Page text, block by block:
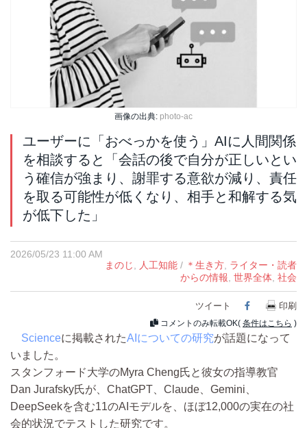
画像の出典: photo-ac
ユーザーに「おべっかを使う」AIに人間関係
を相談すると「会話の後で自分が正しいとい
う確信が強まり、謝罪する意欲が減り、責任
を取る可能性が低くなり、相手と和解する気
が低下した」
2026/05/23 11:00 AM
まのじ, 人工知能 / ＊生き方, ライター・読者
からの情報, 世界全体, 社会
ツイート Facebook
印刷
コメントのみ転載OK( 条件はこちら )
Scienceに掲載されたAIについての研究が話題になって
いました。
スタンフォード大学のMyra Cheng氏と彼女の指導教官
Dan Jurafsky氏が、ChatGPT、Claude、Gemini、
DeepSeekを含む11のAIモデルを、ほぼ12,000の実在の社
会的状況でテストした研究です。